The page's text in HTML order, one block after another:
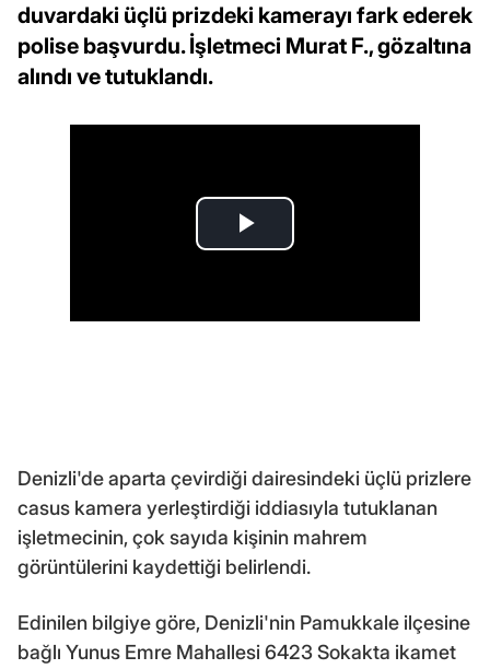
duvardaki üçlü prizdeki kamerayı fark ederek
polise başvurdu. İşletmeci Murat F., gözaltına
alındı ve tutuklandı.
Denizli'de aparta çevirdiği dairesindeki üçlü prizlere
casus kamera yerleştirdiği iddiasıyla tutuklanan
işletmecinin, çok sayıda kişinin mahrem
görüntülerini kaydettiği belirlendi.
Edinilen bilgiye göre, Denizli'nin Pamukkale ilçesine
bağlı Yunus Emre Mahallesi 6423 Sokakta ikamet